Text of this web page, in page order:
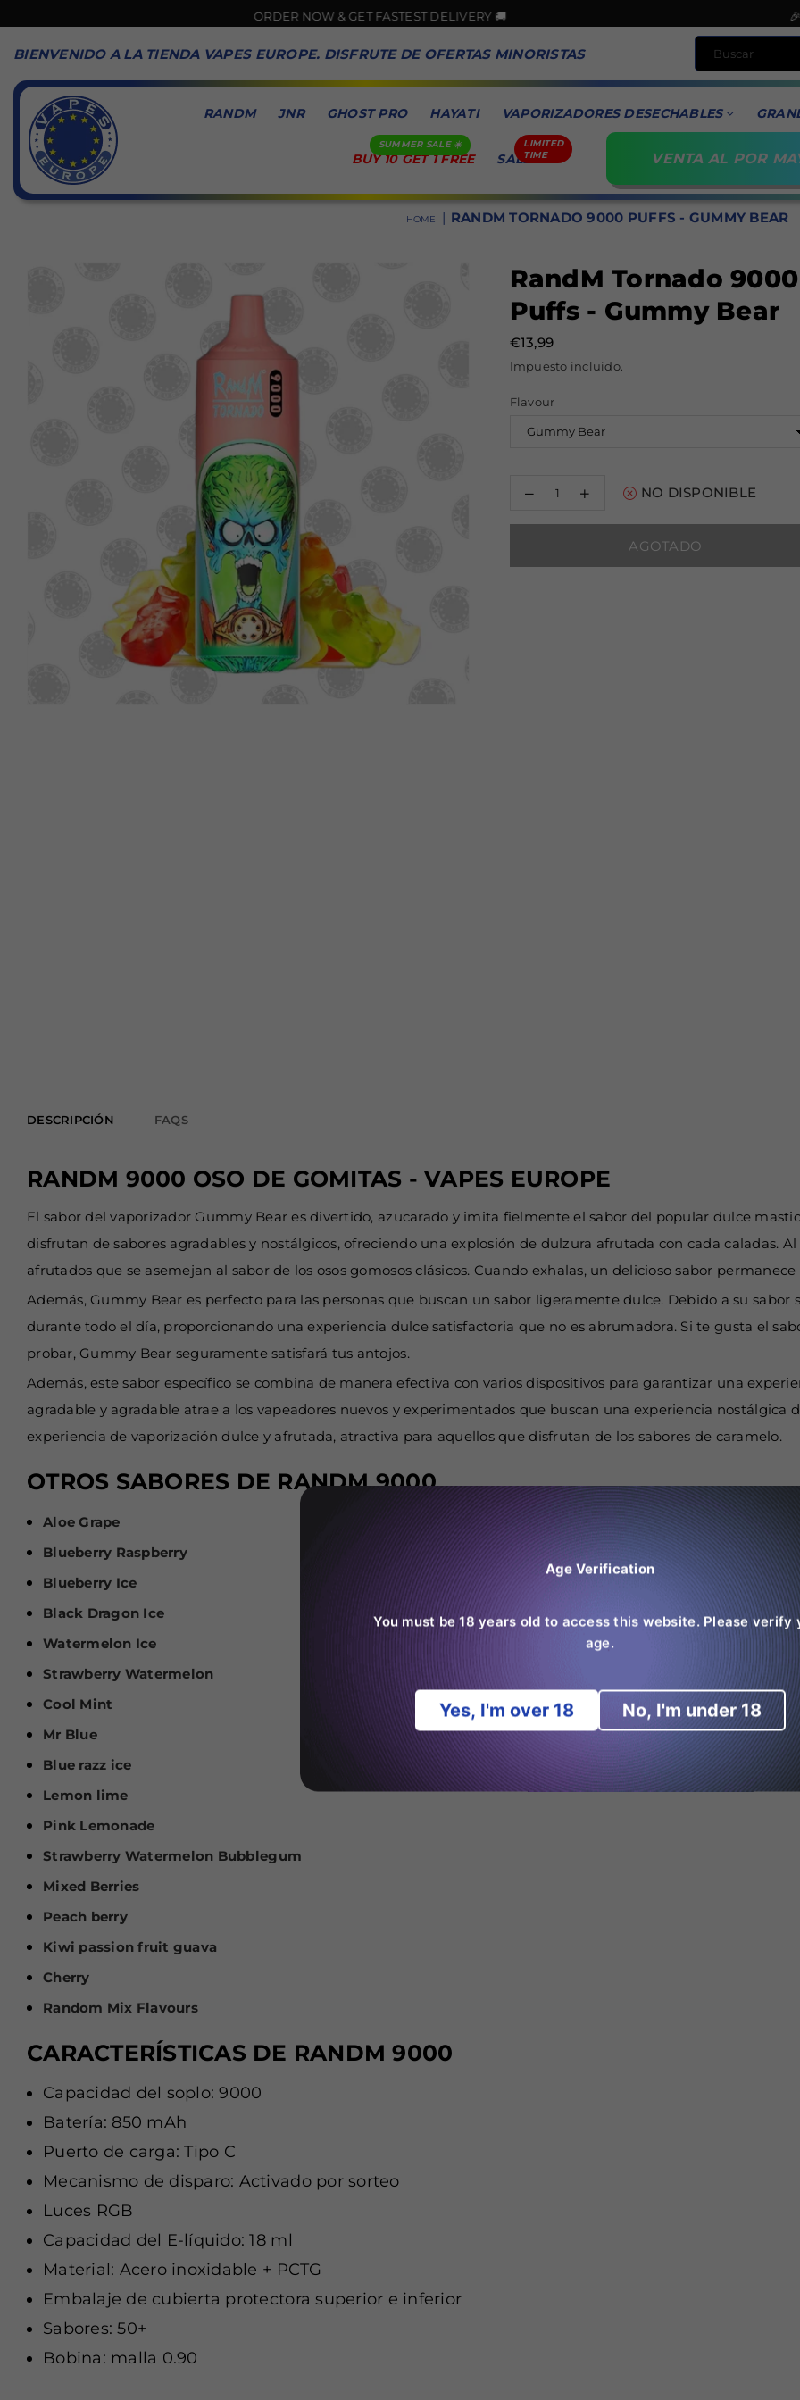
ORDER NOW & GET FASTEST DELIVERY 🚚 🎉GOOD
BIENVENIDO A LA TIENDA VAPES EUROPE. DISFRUTE DE OFERTAS MINORISTAS
VAPES
EUROPE
RANDM JNR GHOST PRO HAYATI VAPORIZADORES DESECHABLES
BUY 10 GET 1 FREE SALE VENTA AL POR
HOME | RANDM TORNADO 9000 PUFFS - GUMMY BEAR
RandM Tornado 9000
Puffs - Gummy Bear
Precio
habitual
€13,99
Impuesto incluido.
Flavour
Decrease
for
9000
Increase
for
RandM
Tornado
9000
NO DISPONIBLE
AGOTADO
DESCRIPCIÓN FAQS
RANDM 9000 OSO DE GOMITAS - VAPES EUROPE
El sabor del vaporizador Gummy Bear es divertido, azucarado y imita fielmente el sabor del popular dulce
disfrutan de sabores agradables y nostálgicos, ofreciendo una explosión de dulzura afrutada con cada caladas.
afrutados que se asemejan al sabor de los osos gomosos clásicos. Cuando exhalas, un delicioso sabor
Además, Gummy Bear es perfecto para las personas que buscan un sabor ligeramente dulce. Debido a su sabor
durante todo el día, proporcionando una experiencia dulce satisfactoria que no es abrumadora. Si te gusta el
probar, Gummy Bear seguramente satisfará tus antojos.
Además, este sabor específico se combina de manera efectiva con varios dispositivos para garantizar una
agradable y agradable atrae a los vapeadores nuevos y experimentados que buscan una experiencia nostálgica
experiencia de vaporización dulce y afrutada, atractiva para aquellos que disfrutan de los sabores de caramelo.
OTROS SABORES DE RANDM 9000
Aloe Grape
Blueberry Raspberry
Blueberry Ice
Black Dragon Ice
Watermelon Ice
Strawberry Watermelon
Cool Mint
Mr Blue
Blue razz ice
Lemon lime
Pink Lemonade
Strawberry Watermelon Bubblegum
Mixed Berries
Peach berry
Kiwi passion fruit guava
Cherry
Random Mix Flavours
CARACTERÍSTICAS DE RANDM 9000
Capacidad del soplo: 9000
Batería: 850 mAh
Puerto de carga: Tipo C
Mecanismo de disparo: Activado por sorteo
Luces RGB
Capacidad del E-líquido: 18 ml
Material: Acero inoxidable + PCTG
Embalaje de cubierta protectora superior e inferior
Sabores: 50+
Bobina: malla 0.90
Age Verification
You must be 18 years old to access this website. Please verify
age.
Yes, I'm over 18 No, I'm under 18